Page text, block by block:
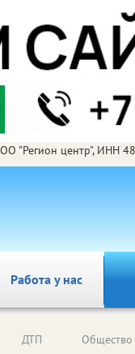
"Регион центр", ИНН
Работа у нас
ДТП Общество